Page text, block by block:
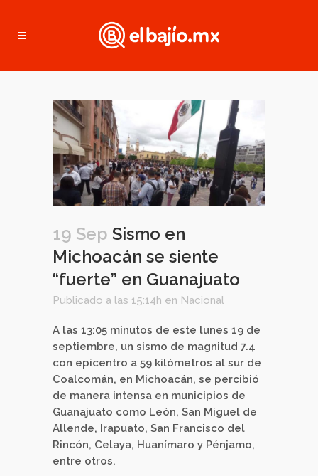
19 Sep Sismo en
Michoacán se siente
“fuerte” en Guanajuato
Publicado a las 15:14h en Nacional
A las 13:05 minutos de este lunes 19 de
septiembre, un sismo de magnitud 7.4
con epicentro a 59 kilómetros al sur de
Coalcomán, en Michoacán, se percibió
de manera intensa en municipios de
Guanajuato como León, San Miguel de
Allende, Irapuato, San Francisco del
Rincón, Celaya, Huanímaro y Pénjamo,
entre otros.